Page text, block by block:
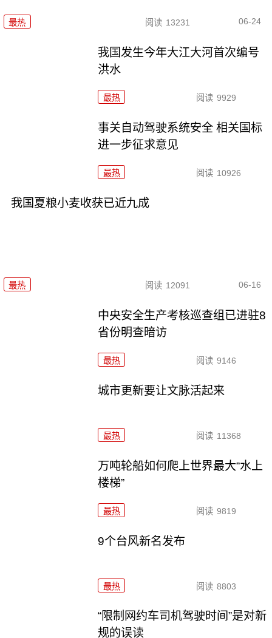
最热 阅读 13231 06-24
我国发生今年大江大河首次编号
洪水
最热 阅读 9929
事关自动驾驶系统安全 相关国标
进一步征求意见
最热 阅读 10926
我国夏粮小麦收获已近九成
最热 阅读 12091 06-16
中央安全生产考核巡查组已进驻8
省份明查暗访
最热 阅读 9146
城市更新要让文脉活起来
最热 阅读 11368
万吨轮船如何爬上世界最大“水上
楼梯”
最热 阅读 9819
9个台风新名发布
最热 阅读 8803
“限制网约车司机驾驶时间”是对新
规的误读